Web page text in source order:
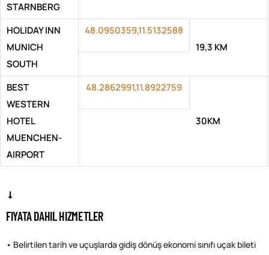
STARNBERG
HOLIDAY INN
MUNICH
SOUTH
48.0950359,11.5132588
19,3 KM
BEST
WESTERN
HOTEL
MUENCHEN-
AIRPORT
48.2862991,11.8922759
30KM
FIYATA DAHIL HIZMETLER
• Belirtilen tarih ve uçuşlarda gidiş dönüş ekonomi sınıfı uçak bileti